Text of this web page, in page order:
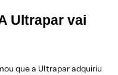
Ultrapar vai
que a Ultrapar adquiriu